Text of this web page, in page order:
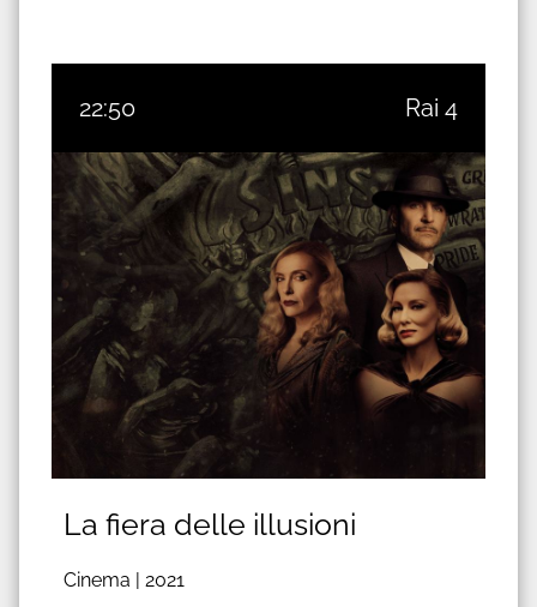
22:50 Rai 4
La fiera delle illusioni
Cinema | 2021